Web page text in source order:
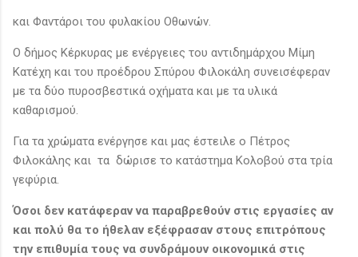
και Φαντάροι του φυλακίου Οθωνών.
Ο δήμος Κέρκυρας με ενέργειες του αντιδημάρχου Μίμη
Κατέχη και του προέδρου Σπύρου Φιλοκάλη συνεισέφεραν
με τα δύο πυροσβεστικά οχήματα και με τα υλικά
καθαρισμού.
Για τα χρώματα ενέργησε και μας έστειλε ο Πέτρος
Φιλοκάλης και τα δώρισε το κατάστημα Κολοβού στα τρία
γεφύρια.
Όσοι δεν κατάφεραν να παραβρεθούν στις εργασίες αν
και πολύ θα το ήθελαν εξέφρασαν στους επιτρόπους
την επιθυμία τους να συνδράμουν οικονομικά στις